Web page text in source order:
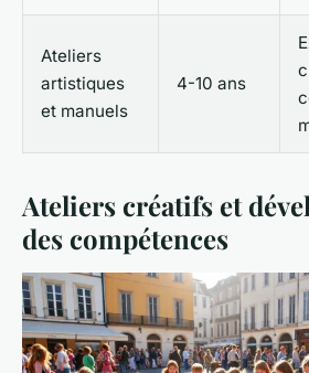
Ateliers
artistiques
et manuels
4-10 ans
Ateliers créatifs et
des compétences